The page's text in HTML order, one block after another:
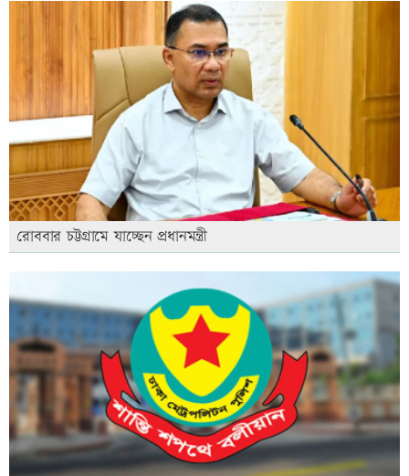
রোববার চট্টগ্রামে যাচ্ছেন প্রধানমন্ত্রী